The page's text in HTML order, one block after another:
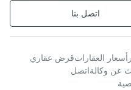
اتصل بنا
أسعار العقاراتقرض عقاري
عن وكالةاتصل